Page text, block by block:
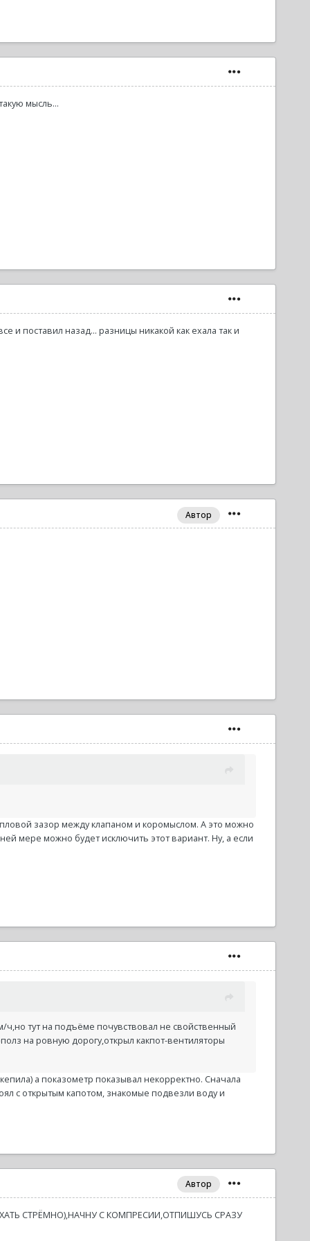
мысль...
и поставил назад... разницы никакой как ехала так и
Автор
зазор между клапаном и коромыслом. А это можно
мере можно будет исключить этот вариант. Ну, а если
ч,но тут на подъёме почувствовал не свойственный
на ровную дорогу,открыл какпот-вентиляторы
а показометр показывал некорректно. Сначала
с открытым капотом, знакомые подвезли воду и
Автор
СТРЁМНО),НАЧНУ С КОМПРЕСИИ,ОТПИШУСЬ СРАЗУ